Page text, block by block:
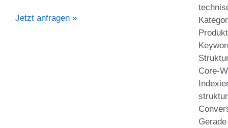
Jetzt anfragen »
Core-